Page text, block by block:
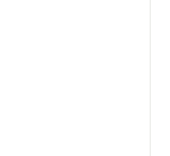
- 25°C)